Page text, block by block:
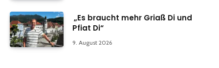
„Es braucht mehr Griaß Di und
Pfiat Di“
9. August 2026